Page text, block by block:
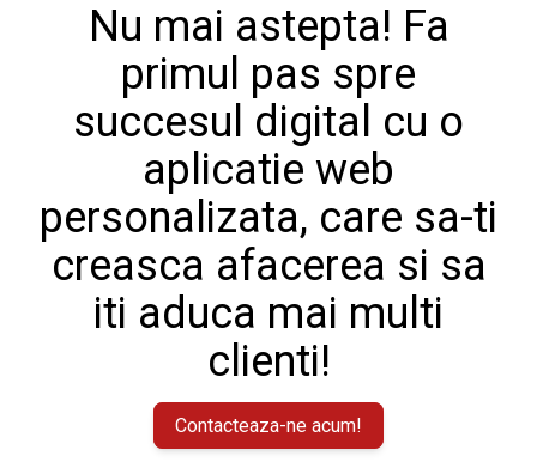
Nu mai astepta! Fa
primul pas spre
succesul digital cu o
aplicatie web
personalizata, care sa-ti
creasca afacerea si sa
iti aduca mai multi
clienti!
Contacteaza-ne acum!